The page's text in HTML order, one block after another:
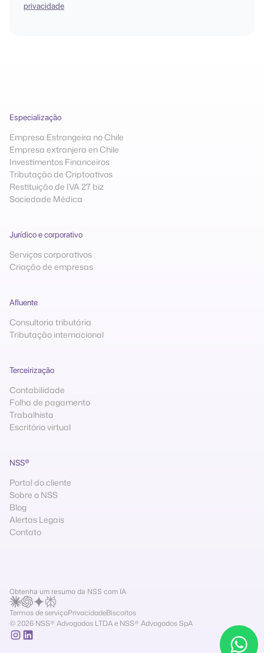
privacidade
Especialização
Empresa Estrangeira no Chile
Empresa extranjera en Chile
Investimentos Financeiros
Tributação de Criptoativos
Restituição de IVA 27 biz
Sociedade Médica
Jurídico e corporativo
Serviços corporativos
Criação de empresas
Afluente
Consultoria tributária
Tributação internacional
Terceirização
Contabilidade
Folha de pagamento
Trabalhista
Escritório virtual
NSS®
Portal do cliente
Sobre o NSS
Blog
Alertas Legais
Contato
Obtenha um resumo da NSS com IA
Termos de serviçoPrivacidadeBiscoitos
© 2026 NSS® Advogados LTDA e NSS® Advogados SpA